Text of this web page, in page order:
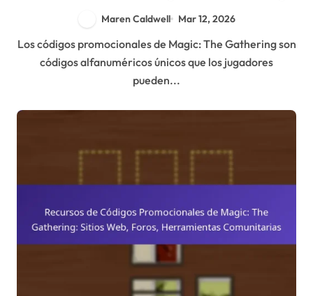
Problemas, Recursos de Soporte
Maren Caldwell Mar 12, 2026
Los códigos promocionales de Magic: The Gathering son
códigos alfanuméricos únicos que los jugadores
pueden...